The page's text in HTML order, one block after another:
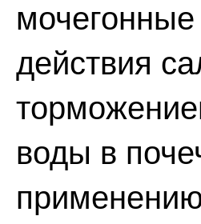
действия
воды в